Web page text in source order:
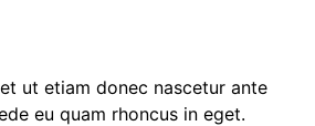
ut etiam donec nascetur ante
eu quam rhoncus in eget.